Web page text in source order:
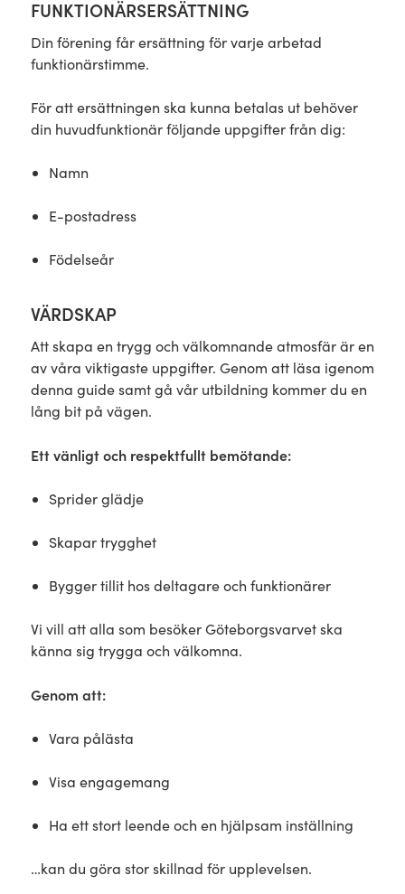
FUNKTIONÄRSERSÄTTNING
Din förening får ersättning för varje arbetad
funktionärstimme.
För att ersättningen ska kunna betalas ut behöver
din huvudfunktionär följande uppgifter från dig:
Namn
E-postadress
Födelseår
VÄRDSKAP
Att skapa en trygg och välkomnande atmosfär är en
av våra viktigaste uppgifter. Genom att läsa igenom
denna guide samt gå vår utbildning kommer du en
lång bit på vägen.
Ett vänligt och respektfullt bemötande:
Sprider glädje
Skapar trygghet
Bygger tillit hos deltagare och funktionärer
Vi vill att alla som besöker Göteborgsvarvet ska
känna sig trygga och välkomna.
Genom att:
Vara pålästa
Visa engagemang
Ha ett stort leende och en hjälpsam inställning
…kan du göra stor skillnad för upplevelsen.